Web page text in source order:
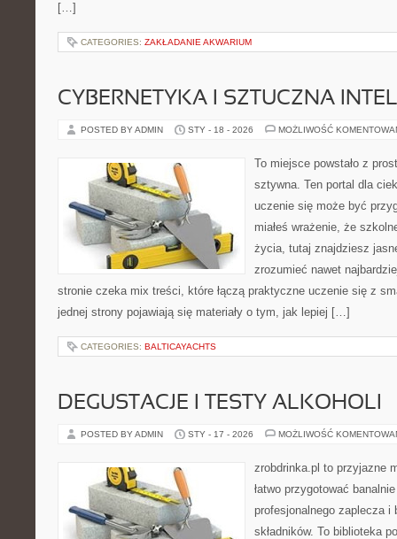
[…]
CATEGORIES: ZAKŁADANIE AKWARIUM
CYBERNETYKA I SZTUCZNA
POSTED BY ADMIN STY - 18 - 2026 MOŻLIWOŚĆ
To miejsce powstało z
sztywna. Ten portal dla
uczenie się może być
miałeś wrażenie, że
życia, tutaj znajdziesz
zrozumieć nawet
stronie czeka mix treści, które łączą praktyczne uczenie się z
jednej strony pojawiają się materiały o tym, jak lepiej […]
CATEGORIES: BALTICAYACHTS
DEGUSTACJE I TESTY ALKOHOLI
POSTED BY ADMIN STY - 17 - 2026 MOŻLIWOŚĆ
zrobdrinka.pl to przyjazne
łatwo przygotować
profesjonalnego zaplecza i
składników. To biblioteka